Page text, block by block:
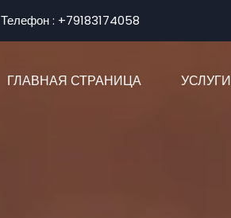
Телефон : +79183174058
ГЛАВНАЯ СТРАНИЦА(CURRENT)
УСЛУГИ